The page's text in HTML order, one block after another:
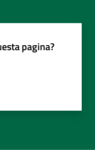
pagina?